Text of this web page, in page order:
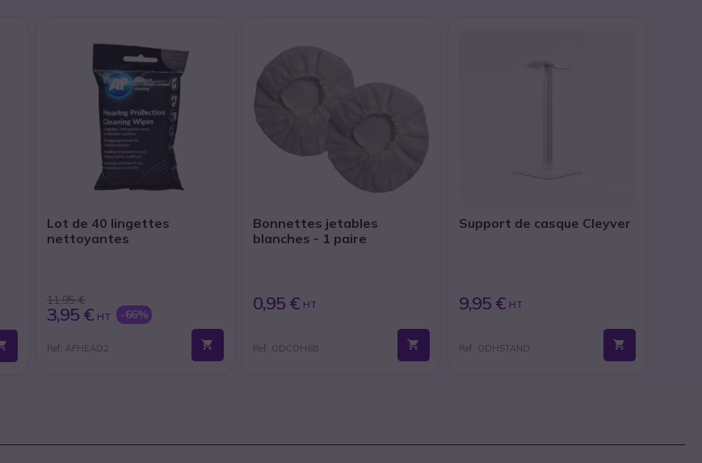
Lot de 40 lingettes
nettoyantes
11,95 €
3,95 € HT -66%
Ref: AFHEAD2
Bonnettes jetables
blanches - 1 paire
0,95 € HT
Ref: ODCOH6B
Support de casque Cleyver
9,95 € HT
Ref: ODHSTAND